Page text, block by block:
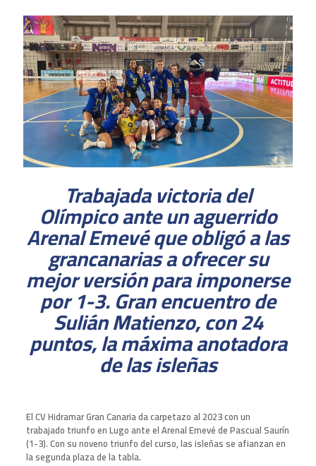
Trabajada victoria del
Olímpico ante un aguerrido
Arenal Emevé que obligó a las
grancanarias a ofrecer su
mejor versión para imponerse
por 1-3. Gran encuentro de
Sulián Matienzo, con 24
puntos, la máxima anotadora
de las isleñas
El CV Hidramar Gran Canaria da carpetazo al 2023 con un
trabajado triunfo en Lugo ante el Arenal Emevé de Pascual Saurín
(1-3). Con su noveno triunfo del curso, las isleñas se afianzan en
la segunda plaza de la tabla.